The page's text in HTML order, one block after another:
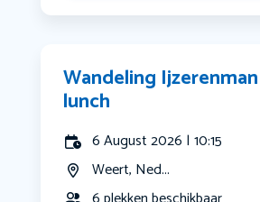
Wandeling
lunch
6 August 2026 | 10:15
Weert, Ned...